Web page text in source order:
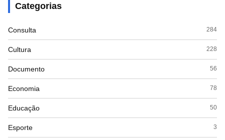
Categorias
Consulta 284
Cultura 228
Documento 56
Economia 78
Educação 50
Esporte 3